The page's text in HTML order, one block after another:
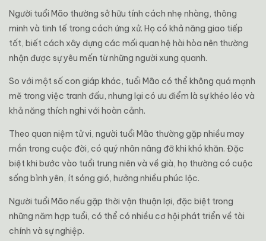
Người tuổi Mão thường sở hữu tính cách nhẹ nhàng, thông
minh và tinh tế trong cách ứng xử. Họ có khả năng giao tiếp
tốt, biết cách xây dựng các mối quan hệ hài hòa nên thường
nhận được sự yêu mến từ những người xung quanh.
So với một số con giáp khác, tuổi Mão có thể không quá mạnh
mẽ trong việc tranh đấu, nhưng lại có ưu điểm là sự khéo léo và
khả năng thích nghi với hoàn cảnh.
Theo quan niệm tử vi, người tuổi Mão thường gặp nhiều may
mắn trong cuộc đời, có quý nhân nâng đỡ khi khó khăn. Đặc
biệt khi bước vào tuổi trung niên và về già, họ thường có cuộc
sống bình yên, ít sóng gió, hưởng nhiều phúc lộc.
Người tuổi Mão nếu gặp thời vận thuận lợi, đặc biệt trong
những năm hợp tuổi, có thể có nhiều cơ hội phát triển về tài
chính và sự nghiệp.